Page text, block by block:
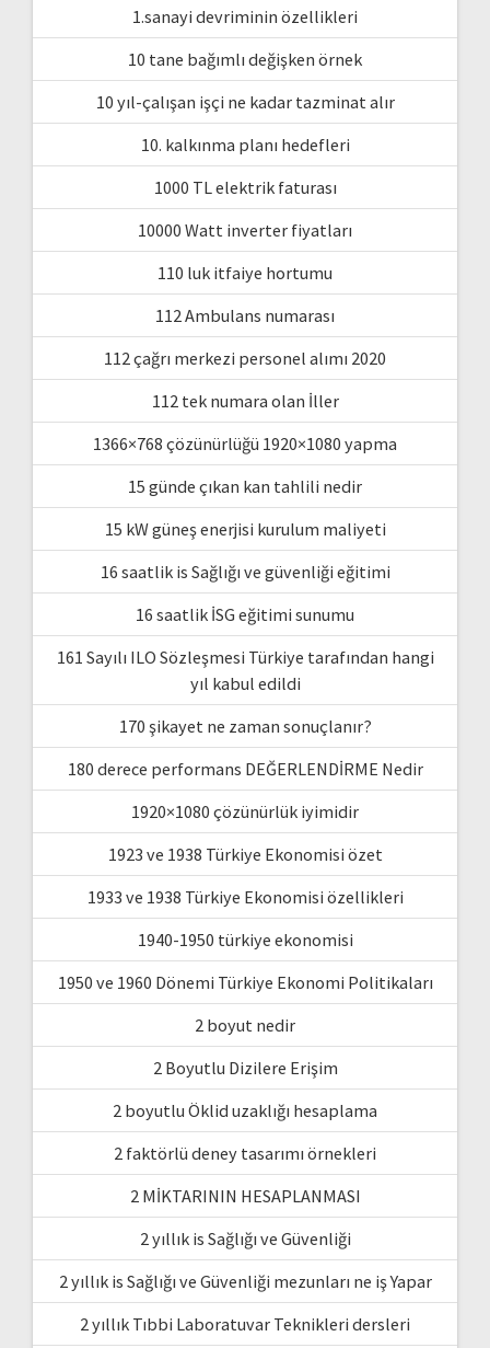
1.sanayi devriminin özellikleri
10 tane bağımlı değişken örnek
10 yıl-çalışan işçi ne kadar tazminat alır
10. kalkınma planı hedefleri
1000 TL elektrik faturası
10000 Watt inverter fiyatları
110 luk itfaiye hortumu
112 Ambulans numarası
112 çağrı merkezi personel alımı 2020
112 tek numara olan İller
1366×768 çözünürlüğü 1920×1080 yapma
15 günde çıkan kan tahlili nedir
15 kW güneş enerjisi kurulum maliyeti
16 saatlik is Sağlığı ve güvenliği eğitimi
16 saatlik İSG eğitimi sunumu
161 Sayılı ILO Sözleşmesi Türkiye tarafından hangi
yıl kabul edildi
170 şikayet ne zaman sonuçlanır?
180 derece performans DEĞERLENDİRME Nedir
1920×1080 çözünürlük iyimidir
1923 ve 1938 Türkiye Ekonomisi özet
1933 ve 1938 Türkiye Ekonomisi özellikleri
1940-1950 türkiye ekonomisi
1950 ve 1960 Dönemi Türkiye Ekonomi Politikaları
2 boyut nedir
2 Boyutlu Dizilere Erişim
2 boyutlu Öklid uzaklığı hesaplama
2 faktörlü deney tasarımı örnekleri
2 MİKTARININ HESAPLANMASI
2 yıllık is Sağlığı ve Güvenliği
2 yıllık is Sağlığı ve Güvenliği mezunları ne iş Yapar
2 yıllık Tıbbi Laboratuvar Teknikleri dersleri